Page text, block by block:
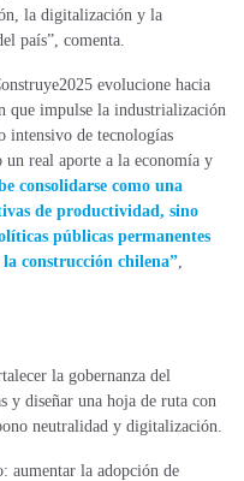
la digitalización y la
país”, comenta.
evolucione hacia
que impulse la industrialización
intensivo de tecnologías
real aporte a la economía y
consolidarse como una
de productividad, sino
públicas permanentes
construcción chilena”
la gobernanza del
y diseñar una hoja de ruta con
neutralidad y digitalización.
aumentar la adopción de